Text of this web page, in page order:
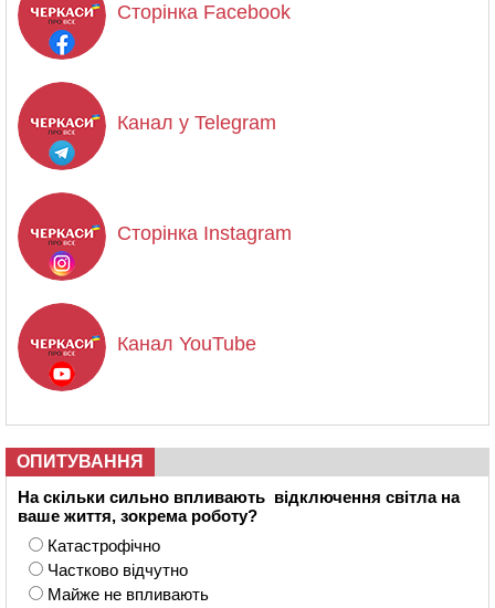
Сторінка Facebook
Канал у Telegram
Сторінка Instagram
Канал YouTube
ОПИТУВАННЯ
На скільки сильно впливають відключення світла на
ваше життя, зокрема роботу?
Катастрофічно
Частково відчутно
Майже не впливають